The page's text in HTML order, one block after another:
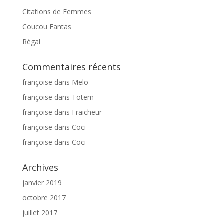
Citations de Femmes
Coucou Fantas
Régal
Commentaires récents
françoise dans Melo
françoise dans Totem
françoise dans Fraicheur
françoise dans Coci
françoise dans Coci
Archives
janvier 2019
octobre 2017
juillet 2017